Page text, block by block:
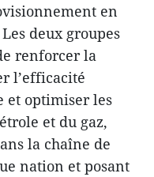
en
deux groupes
renforcer la
l’efficacité
et optimiser les
et du gaz,
la chaîne de
nation et posant